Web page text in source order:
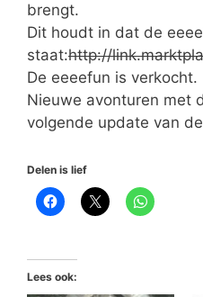
brengt.
Dit houdt in dat de
staat:http://
De eeeefun is verkocht.
Nieuwe avonturen met
volgende update van
Delen is lief
Lees ook: